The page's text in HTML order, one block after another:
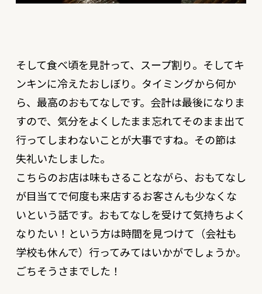
そして食べ頃を見計って、スープ割り。そしてキ
ンキンに冷えたおしぼり。タイミングから何か
ら、最高のおもてなしです。会計は最後になりま
すので、気分をよくしたまま忘れてそのまま出て
行ってしまわないことが大事ですね。その節は
失礼いたしました。
こちらのお店は味もさることながら、おもてなし
が目当てで何度も来店するお客さんも少なくな
いという話です。おもてなしを受けて気持ちよく
なりたい！という方は時間を見つけて（会社も
学校も休んで）行ってみてはいかがでしょうか。
ごちそうさまでした！